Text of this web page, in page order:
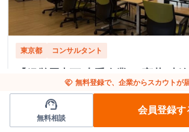
東京都 コンサルタント
次世代・急成長スタートアップでIT
ルタントを募集
Bluefield Energy株式会社
handshake 無料登録で、企業からスカウトが
support_agent
無料相談
会員登録す